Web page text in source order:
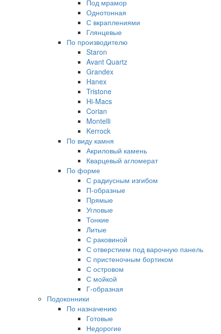
Под мрамор
Однотонная
С вкраплениями
Глянцевые
По производителю
Staron
Avant Quartz
Grandex
Hanex
Tristone
Hi-Macs
Corian
Montelli
Kerrock
По виду камня
Акриловый камень
Кварцевый агломерат
По форме
С радиусным изгибом
П-образные
Прямые
Угловые
Тонкие
Литые
С раковиной
С отверстием под варочную панель
С пристеночным бортиком
С островом
С мойкой
Г-образная
Подоконники
По назначению
Готовые
Недорогие